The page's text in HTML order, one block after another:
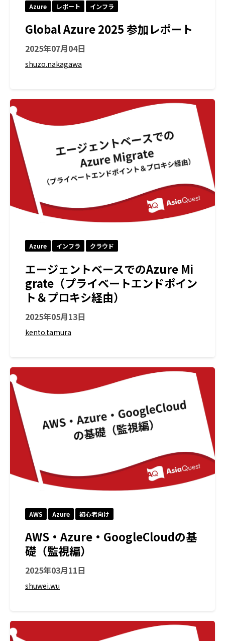
Azure レポート インフラ
Global Azure 2025 参加レポート
2025年07月04日
shuzo.nakagawa
Azure インフラ クラウド
エージェントベースでのAzure Mi
grate（プライベートエンドポイン
ト＆プロキシ経由）
2025年05月13日
kento.tamura
AWS Azure 初心者向け
AWS・Azure・GoogleCloudの基
礎（監視編）
2025年03月11日
shuwei.wu